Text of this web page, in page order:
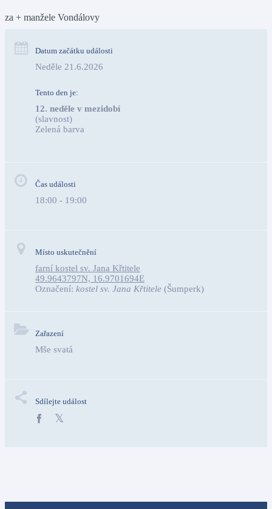
za + manžele Vondálovy
Datum začátku události
Neděle 21.6.2026
Tento den je:
12. neděle v mezidobí
(slavnost)
Zelená barva
Čas události
18:00 - 19:00
Místo uskutečnění
farní kostel sv. Jana Křtitele
49.9643797N, 16.9701694E
Označení: kostel sv. Jana Křtitele (Šumperk)
Zařazení
Mše svatá
Sdílejte událost